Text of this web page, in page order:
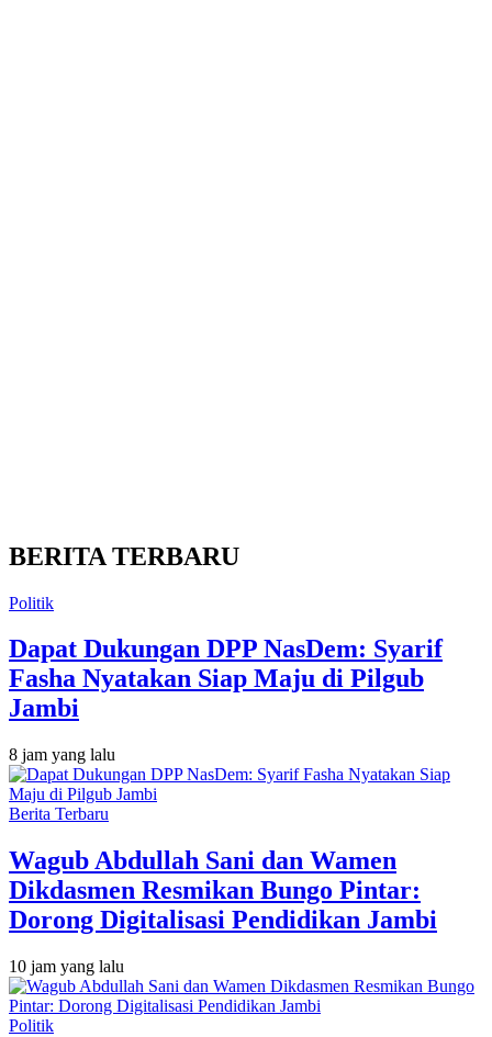
BERITA TERBARU
Politik
Dapat Dukungan DPP NasDem: Syarif
Fasha Nyatakan Siap Maju di Pilgub
Jambi
8 jam yang lalu
Berita Terbaru
Wagub Abdullah Sani dan Wamen
Dikdasmen Resmikan Bungo Pintar:
Dorong Digitalisasi Pendidikan Jambi
10 jam yang lalu
Politik